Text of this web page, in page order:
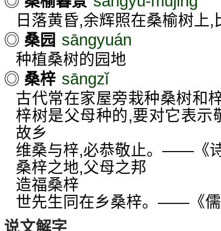
日落黄昏,余辉照在桑榆树上
◎ 桑园 sāngyuán
种植桑树的园地
◎ 桑梓 sāngzǐ
古代常在家屋旁栽种桑树和
梓树是父母种的,要对它表示
故乡
维桑与梓,必恭敬止。——《
桑梓之地,父母之邦
造福桑梓
世先生同在乡桑梓。——《
说文解字